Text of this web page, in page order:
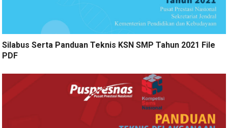
Silabus Serta Panduan Teknis KSN SMP Tahun 2021 File
PDF